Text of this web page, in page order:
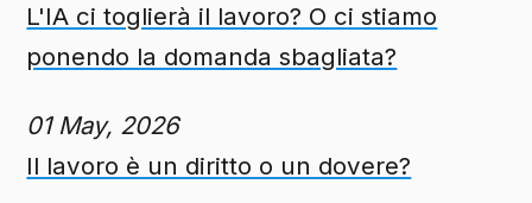
L'IA ci toglierà il lavoro? O ci stiamo
ponendo la domanda sbagliata?
01 May, 2026
Il lavoro è un diritto o un dovere?